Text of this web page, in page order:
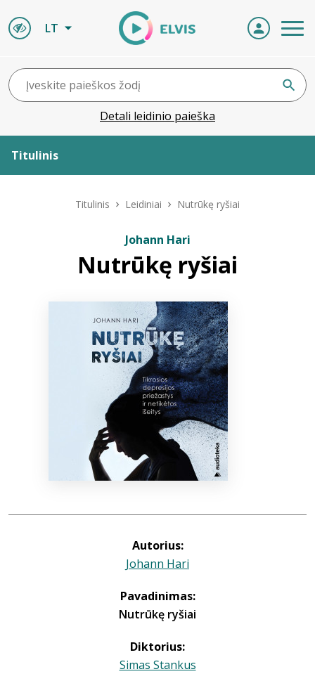
LT
Detali leidinio paieška
Titulinis
ELVIS atvyksta
+370 667 80 541
info@elvislab.lt
Titulinis Leidiniai Nutrūkę ryšiai
Johann Hari
Nutrūkę ryšiai
Autorius:
Johann Hari
Pavadinimas:
Nutrūkę ryšiai
Diktorius:
Simas Stankus